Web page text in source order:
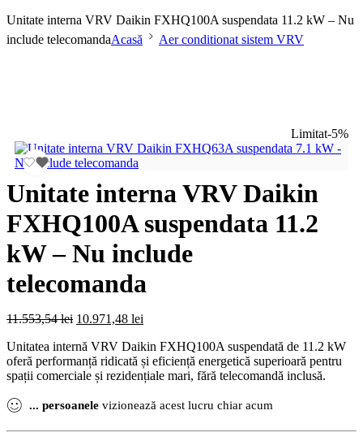
Unitate interna VRV Daikin FXHQ100A suspendata 11.2 kW – Nu
include telecomandaAcasă Aer conditionat sistem VRV
-5%
Limitat
Unitate interna VRV Daikin
FXHQ100A suspendata 11.2
kW – Nu include
telecomanda
11.553,54lei Prețul
a
fost:
11.553,54 lei.
10.971,48 lei
este:
10.971,48 lei.
Unitatea internă VRV Daikin FXHQ100A suspendată de 11.2 kW
oferă performanță ridicată și eficiență energetică superioară pentru
spații comerciale și rezidențiale mari, fără telecomandă inclusă.
... persoanele vizionează acest lucru chiar acum